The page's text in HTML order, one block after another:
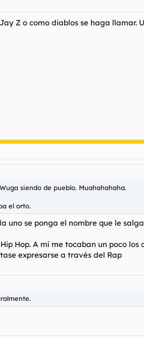
Z o como diablos se haga
siendo de pueblo. Muahahahaha.
el orto.
uno se ponga el nombre que le
Hop. A mí me tocaban un poco
expresarse a través del Rap